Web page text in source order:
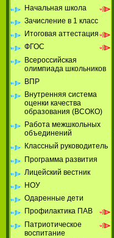
Начальная школа
Зачисление в 1 класс
Итоговая аттестация
ФГОС
Всероссийская
олимпиада школьников
ВПР
Внутренняя система
оценки качества
образования (ВСОКО)
Работа межшкольных
объединений
Классный руководитель
Программа развития
Лицейский вестник
НОУ
Одаренные дети
Профилактика ПАВ
Патриотическое
воспитание